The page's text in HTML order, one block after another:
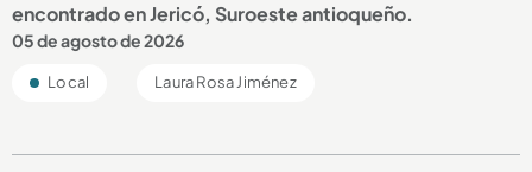
encontrado en Jericó, Suroeste antioqueño.
05 de agosto de 2026
Local Laura Rosa Jiménez